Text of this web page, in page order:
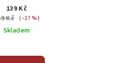
139 Kč
Kč (–17 %)
Skladem